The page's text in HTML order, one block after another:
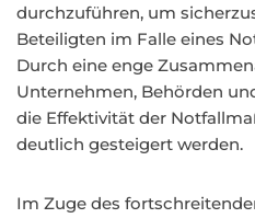
durchzuführen, um
Beteiligten im Falle eines
Durch eine enge
Unternehmen, Behörden
die Effektivität der
deutlich gesteigert werden.
Im Zuge des